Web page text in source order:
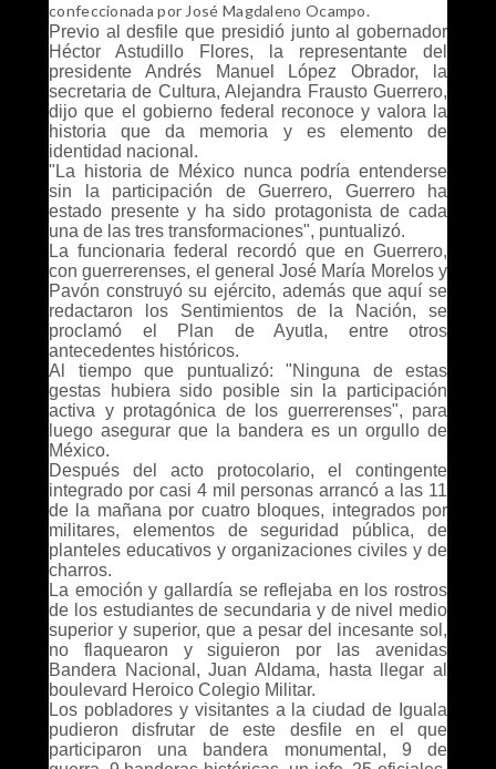
confeccionada por José Magdaleno Ocampo.
Previo al desfile que presidió junto al gobernador
Héctor Astudillo Flores, la representante del
presidente Andrés Manuel López Obrador, la
secretaria de Cultura, Alejandra Frausto Guerrero,
dijo que el gobierno federal reconoce y valora la
historia que da memoria y es elemento de
identidad nacional.
"La historia de México nunca podría entenderse
sin la participación de Guerrero, Guerrero ha
estado presente y ha sido protagonista de cada
una de las tres transformaciones", puntualizó.
La funcionaria federal recordó que en Guerrero,
con guerrerenses, el general José María Morelos y
Pavón construyó su ejército, además que aquí se
redactaron los Sentimientos de la Nación, se
proclamó el Plan de Ayutla, entre otros
antecedentes históricos.
Al tiempo que puntualizó: "Ninguna de estas
gestas hubiera sido posible sin la participación
activa y protagónica de los guerrerenses", para
luego asegurar que la bandera es un orgullo de
México.
Después del acto protocolario, el contingente
integrado por casi 4 mil personas arrancó a las 11
de la mañana por cuatro bloques, integrados por
militares, elementos de seguridad pública, de
planteles educativos y organizaciones civiles y de
charros.
La emoción y gallardía se reflejaba en los rostros
de los estudiantes de secundaria y de nivel medio
superior y superior, que a pesar del incesante sol,
no flaquearon y siguieron por las avenidas
Bandera Nacional, Juan Aldama, hasta llegar al
boulevard Heroico Colegio Militar.
Los pobladores y visitantes a la ciudad de Iguala
pudieron disfrutar de este desfile en el que
participaron una bandera monumental, 9 de